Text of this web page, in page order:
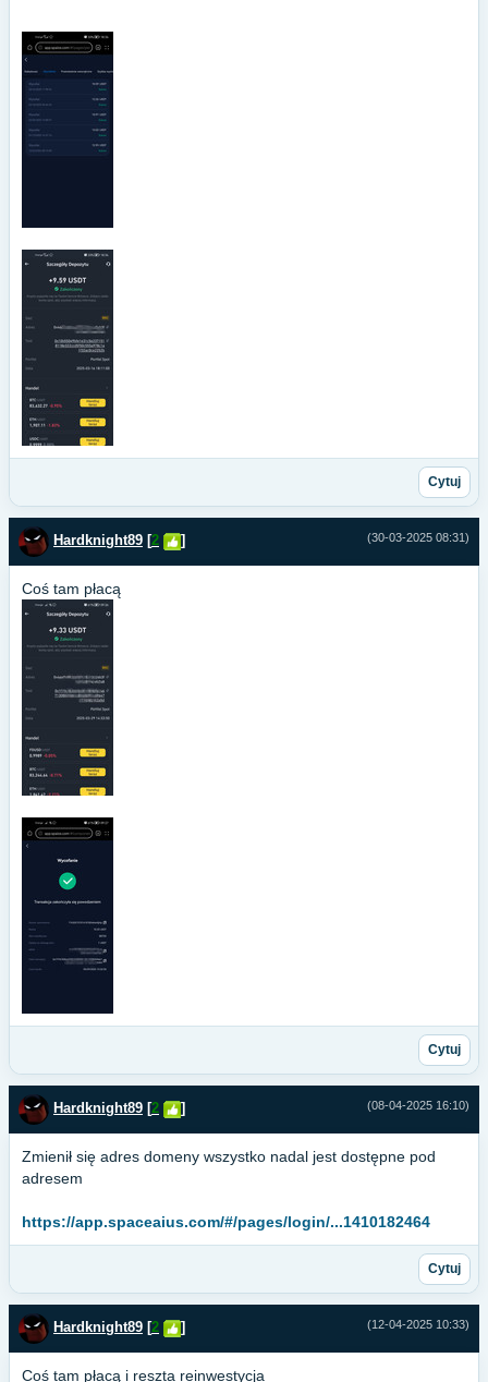
Cytuj
(30-03-2025 08:31)
Hardknight89 [2 ]
Coś tam płacą
Cytuj
(08-04-2025 16:10)
Hardknight89 [2 ]
Zmienił się adres domeny wszystko nadal jest dostępne pod
adresem
https://app.spaceaius.com/#/pages/login/...1410182464
Cytuj
(12-04-2025 10:33)
Hardknight89 [2 ]
Coś tam płacą i reszta reinwestycja